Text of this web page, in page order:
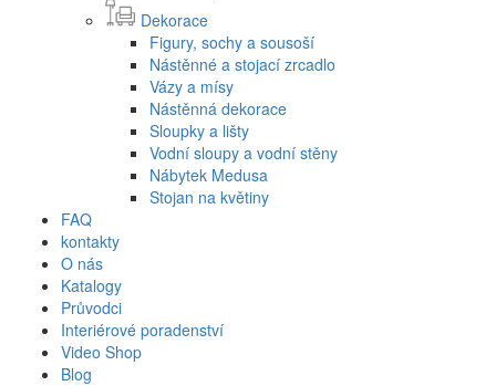
Dekorace
Figury, sochy a sousoší
Nástěnné a stojací zrcadlo
Vázy a mísy
Nástěnná dekorace
Sloupky a lišty
Vodní sloupy a vodní stěny
Nábytek Medusa
Stojan na květiny
FAQ
kontakty
O nás
Katalogy
Průvodci
Interiérové poradenství
Video Shop
Blog